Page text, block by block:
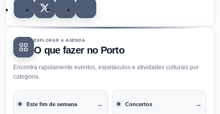
EXPLORAR A AGENDA
O que fazer no Porto
Encontra rapidamente eventos, espetáculos e atividades culturais por
categoria.
Este fim de semana → Concertos →